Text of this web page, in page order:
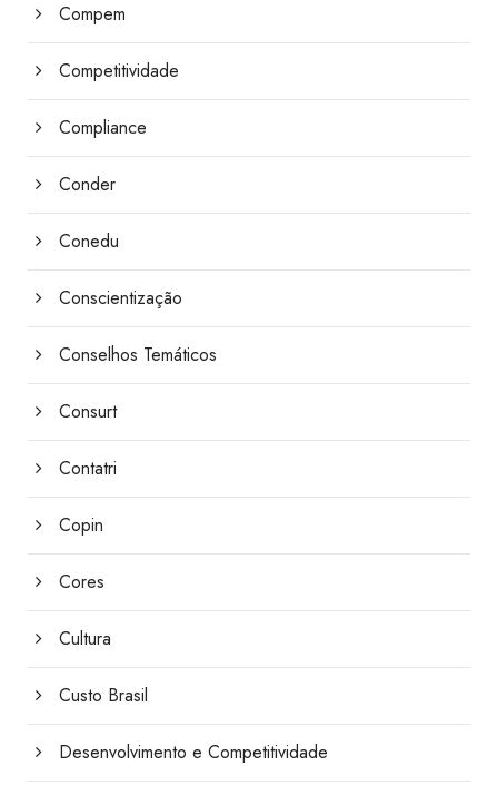
Compem
Competitividade
Compliance
Conder
Conedu
Conscientização
Conselhos Temáticos
Consurt
Contatri
Copin
Cores
Cultura
Custo Brasil
Desenvolvimento e Competitividade